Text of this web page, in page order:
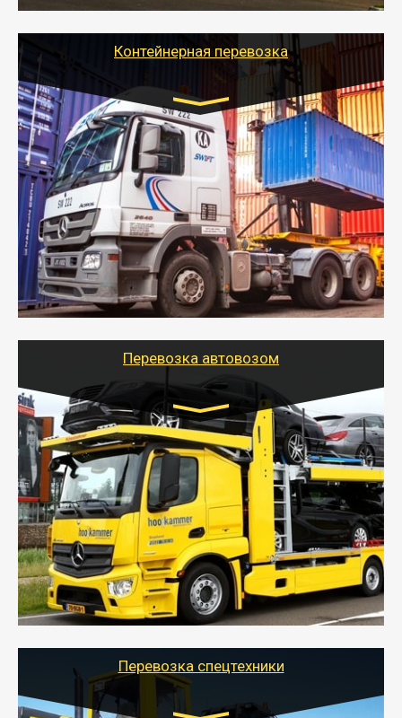
Контейнерная перевозка
Цена за км. Рассчитывается
индивидуально
- Контейнерные грузоперевозки на специальном
оборудованном транспорте быстро, качественно и
безопасно.
- Наша транспортная компания поможет
организовать доставку в порт и из порта
стандартных контейнеров на контейнеровозе,
шаландах и площадках (открытых кузовах),
используя надежные крепления.
Перевозка автовозом
Цена за км. Рассчитывается
индивидуально
- Перевозка автовозом от Тайгер Логистик – это
быстрый и безопасный способ доставить несколько
легковых автомобилей за одну поездку в другой
город.
- Наша транспортная компания организует доставку
машин автовозом, подобрав оптимальный маршрут с
учетом всех особенности по пути следования.
Перевозка спецтехники